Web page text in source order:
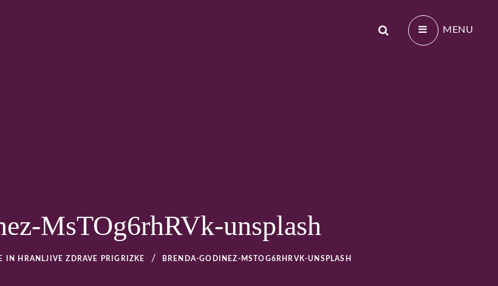
Search MENU
MsTOg6rhRVk-unsplash
IN HRANLJIVE ZDRAVE PRIGRIZKE BRENDA-GODINEZ-MSTOG6RHRVK-UNSPLASH